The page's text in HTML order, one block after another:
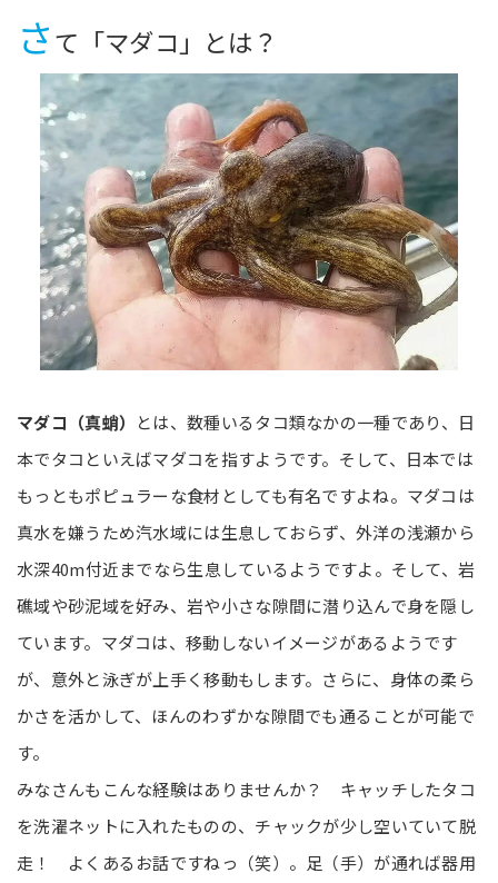
さて「マダコ」とは？
マダコ（真蛸）
とは、数種いるタコ類なかの一種であり、日
本でタコといえばマダコを指すようです。そして、日本では
もっともポピュラーな食材としても有名ですよね。マダコは
真水を嫌うため汽水域には生息しておらず、外洋の浅瀬から
水深40m付近までなら生息しているようですよ。そして、岩
礁域や砂泥域を好み、岩や小さな隙間に潜り込んで身を隠し
ています。マダコは、移動しないイメージがあるようです
が、意外と泳ぎが上手く移動もします。さらに、身体の柔ら
かさを活かして、ほんのわずかな隙間でも通ることが可能で
す。
みなさんもこんな経験はありませんか？ キャッチしたタコ
を洗濯ネットに入れたものの、チャックが少し空いていて脱
走！ よくあるお話ですねっ（笑）。足（手）が通れば器用